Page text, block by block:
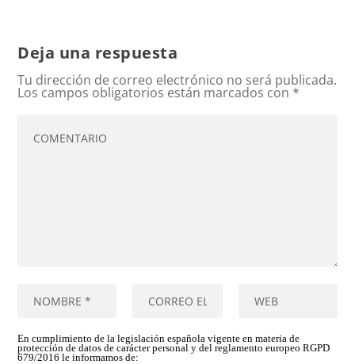
Deja una respuesta
Tu dirección de correo electrónico no será publicada.
Los campos obligatorios están marcados con *
En cumplimiento de la legislación española vigente en materia de
protección de datos de carácter personal y del reglamento europeo RGPD
679/2016 le informamos de: